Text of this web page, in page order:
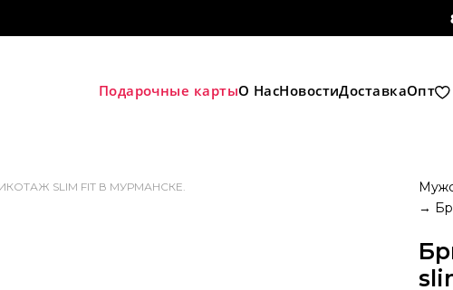
Подарочные картыО НасНовостиДоставкаОпт